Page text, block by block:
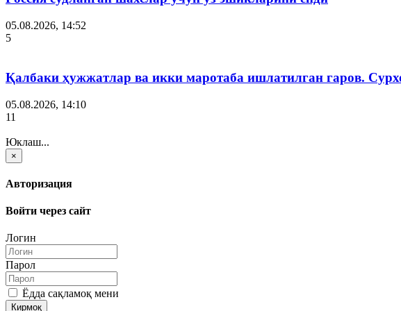
05.08.2026, 14:52
5
Қалбаки ҳужжатлар ва икки маротаба ишлатилган гаров.
05.08.2026, 14:10
11
Юклаш...
×
Авторизация
Войти через сайт
Логин
Парол
Ёдда сақламоқ мени